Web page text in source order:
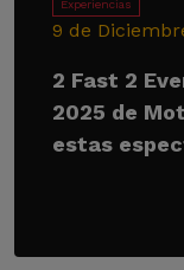
Experiencias
9 de
2 Fast 2
2025 de
estas